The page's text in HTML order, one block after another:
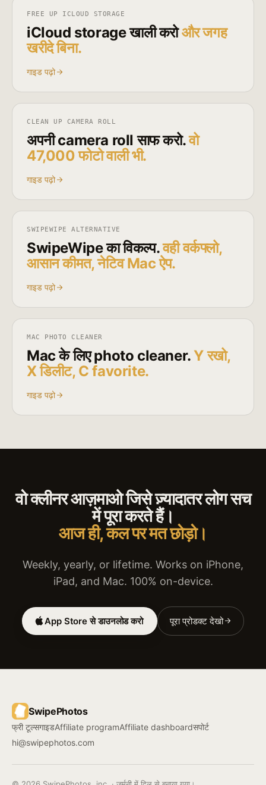
FREE UP ICLOUD STORAGE
iCloud storage खाली करो और जगह
खरीदे बिना.
गाइड पढ़ो
CLEAN UP CAMERA ROLL
अपनी camera roll साफ करो.वो
47,000 फोटो वाली भी.
गाइड पढ़ो
SWIPEWIPE ALTERNATIVE
SwipeWipe का विकल्प.वही वर्कफ्लो,
आसान कीमत, नेटिव Mac ऐप.
गाइड पढ़ो
MAC PHOTO CLEANER
Mac के लिए photo cleaner.Y रखो,
X डिलीट, C favorite.
गाइड पढ़ो
वो क्लीनर आज़माओ जिसे ज़्यादातर लोग सच
में पूरा करते हैं।
आज ही, कल पर मत छोड़ो।
Weekly, yearly, or lifetime. Works on iPhone,
iPad, and Mac. 100% on-device.
App Store से डाउनलोड करो पूरा प्रोडक्ट देखो
SwipePhotos
फ्री टूल्सगाइडAffiliate programAffiliate dashboardसपोर्ट
hi@swipephotos.com